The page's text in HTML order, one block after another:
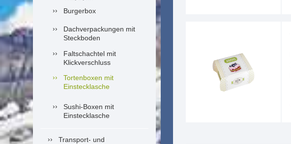
Burgerbox
Dachverpackungen mit
Steckboden
Faltschachtel mit
Klickverschluss
Tortenboxen mit
Einstecklasche
Sushi-Boxen mit
Einstecklasche
Transport- und